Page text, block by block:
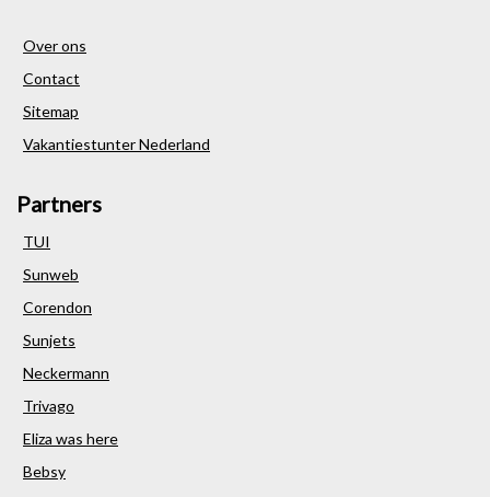
Over ons
Contact
Sitemap
Vakantiestunter Nederland
Partners
TUI
Sunweb
Corendon
Sunjets
Neckermann
Trivago
Eliza was here
Bebsy